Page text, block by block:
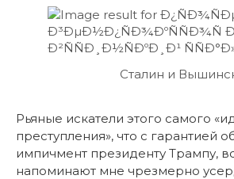
Сталин и
Рьяные искатели этого самого
преступления», что с гарантией
импичмент президенту Трампу,
напоминают мне чрезмерно